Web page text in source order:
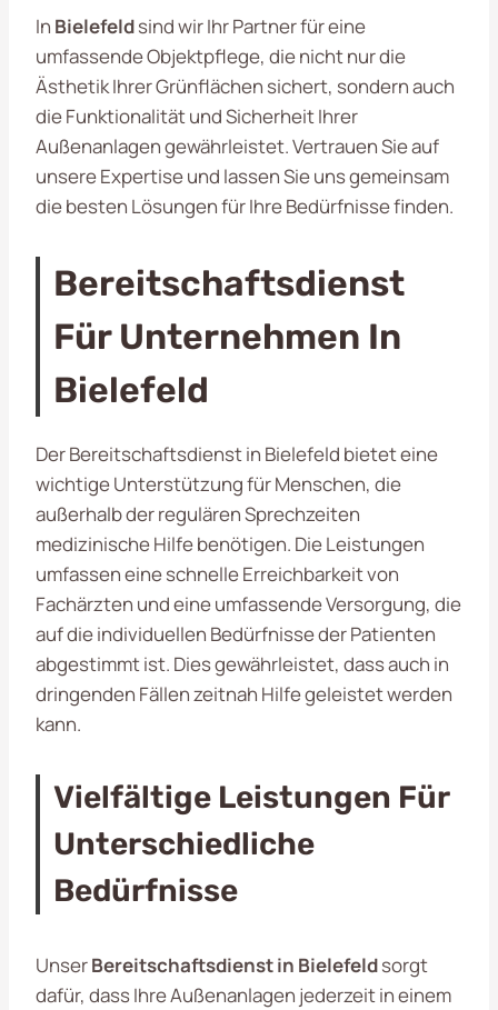
In Bielefeldsind wir Ihr Partner für eine
umfassende Objektpflege, die nicht nur die
Ästhetik Ihrer Grünflächen sichert, sondern auch
die Funktionalität und Sicherheit Ihrer
Außenanlagen gewährleistet. Vertrauen Sie auf
unsere Expertise und lassen Sie uns gemeinsam
die besten Lösungen für Ihre Bedürfnisse finden.
Bereitschaftsdienst
Für Unternehmen In
Bielefeld
Der Bereitschaftsdienst in Bielefeld bietet eine
wichtige Unterstützung für Menschen, die
außerhalb der regulären Sprechzeiten
medizinische Hilfe benötigen. Die Leistungen
umfassen eine schnelle Erreichbarkeit von
Fachärzten und eine umfassende Versorgung, die
auf die individuellen Bedürfnisse der Patienten
abgestimmt ist. Dies gewährleistet, dass auch in
dringenden Fällen zeitnah Hilfe geleistet werden
kann.
Vielfältige Leistungen Für
Unterschiedliche
Bedürfnisse
UnserBereitschaftsdienst in Bielefeldsorgt
dafür, dass Ihre Außenanlagen jederzeit in einem